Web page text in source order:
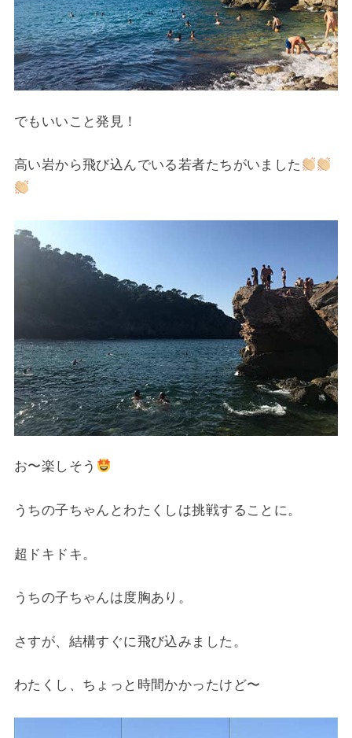
でもいいこと発見！
高い岩から飛び込んでいる若者たちがいました
お〜楽しそう
うちの子ちゃんとわたくしは挑戦することに。
超ドキドキ。
うちの子ちゃんは度胸あり。
さすが、結構すぐに飛び込みました。
わたくし、ちょっと時間かかったけど〜